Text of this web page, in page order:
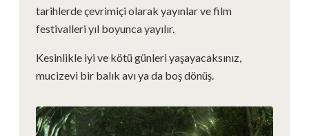
tarihlerde çevrimiçi olarak yayınlar ve film
festivalleri yıl boyunca yayılır.
Kesinlikle iyi ve kötü günleri yaşayacaksınız,
mucizevi bir balık avı ya da boş dönüş.